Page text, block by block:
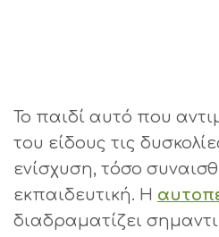
Το παιδί αυτό που
του είδους τις
ενίσχυση, τόσο
εκπαιδευτική. Η
διαδραματίζει